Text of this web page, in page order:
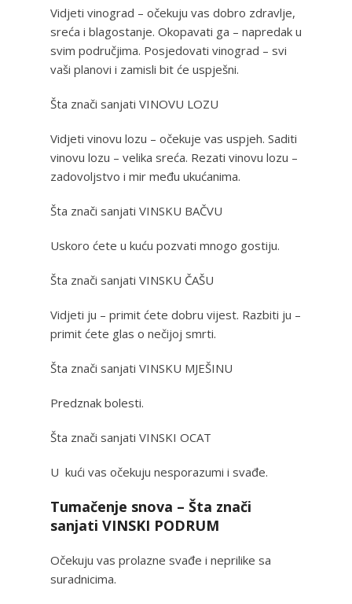
Vidjeti vinograd – očekuju vas dobro zdravlje,
sreća i blagostanje. Okopavati ga – napredak u
svim područjima. Posjedovati vinograd – svi
vaši planovi i zamisli bit će uspješni.
Šta znači sanjati VINOVU LOZU
Vidjeti vinovu lozu – očekuje vas uspjeh. Saditi
vinovu lozu – velika sreća. Rezati vinovu lozu –
zadovoljstvo i mir među ukućanima.
Šta znači sanjati VINSKU BAČVU
Uskoro ćete u kuću pozvati mnogo gostiju.
Šta znači sanjati VINSKU ČAŠU
Vidjeti ju – primit ćete dobru vijest. Razbiti ju –
primit ćete glas o nečijoj smrti.
Šta znači sanjati VINSKU MJEŠINU
Predznak bolesti.
Šta znači sanjati VINSKI OCAT
U kući vas očekuju nesporazumi i svađe.
Tumačenje snova – Šta znači
sanjati VINSKI PODRUM
Očekuju vas prolazne svađe i neprilike sa
suradnicima.